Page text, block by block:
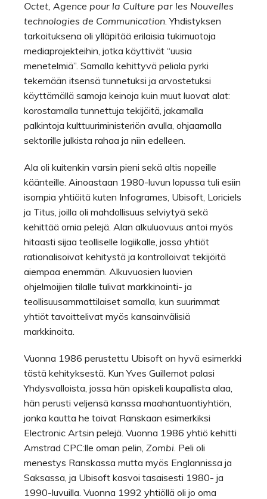
Octet, Agence pour la Culture par les Nouvelles
technologies de Communication. Yhdistyksen
tarkoituksena oli ylläpitää erilaisia tukimuotoja
mediaprojekteihin, jotka käyttivät “uusia
menetelmiä”. Samalla kehittyvä peliala pyrki
tekemään itsensä tunnetuksi ja arvostetuksi
käyttämällä samoja keinoja kuin muut luovat alat:
korostamalla tunnettuja tekijöitä, jakamalla
palkintoja kulttuuriministeriön avulla, ohjaamalla
sektorille julkista rahaa ja niin edelleen.
Ala oli kuitenkin varsin pieni sekä altis nopeille
käänteille. Ainoastaan 1980-luvun lopussa tuli esiin
isompia yhtiöitä kuten Infogrames, Ubisoft, Loriciels
ja Titus, joilla oli mahdollisuus selviytyä sekä
kehittää omia pelejä. Alan alkuluovuus antoi myös
hitaasti sijaa teolliselle logiikalle, jossa yhtiöt
rationalisoivat kehitystä ja kontrolloivat tekijöitä
aiempaa enemmän. Alkuvuosien luovien
ohjelmoijien tilalle tulivat markkinointi- ja
teollisuusammattilaiset samalla, kun suurimmat
yhtiöt tavoittelivat myös kansainvälisiä
markkinoita.
Vuonna 1986 perustettu Ubisoft on hyvä esimerkki
tästä kehityksestä. Kun Yves Guillemot palasi
Yhdysvalloista, jossa hän opiskeli kaupallista alaa,
hän perusti veljensä kanssa maahantuontiyhtiön,
jonka kautta he toivat Ranskaan esimerkiksi
Electronic Artsin pelejä. Vuonna 1986 yhtiö kehitti
Amstrad CPC:lle oman pelin,Zombi. Peli oli
menestys Ranskassa mutta myös Englannissa ja
Saksassa, ja Ubisoft kasvoi tasaisesti 1980- ja
1990-luvuilla. Vuonna 1992 yhtiöllä oli jo oma